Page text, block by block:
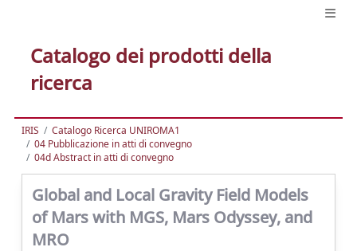
Catalogo dei prodotti della
ricerca
IRIS
Catalogo Ricerca UNIROMA1
04 Pubblicazione in atti di convegno
04d Abstract in atti di convegno
Global and Local Gravity Field Models
of Mars with MGS, Mars Odyssey, and
MRO